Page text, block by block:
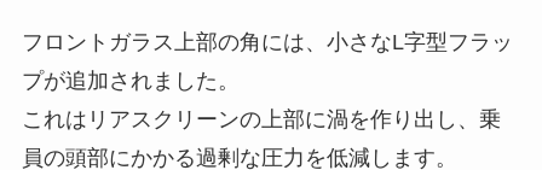
フロントガラス上部の角には、小さなL字型フラッ
プが追加されました。
これはリアスクリーンの上部に渦を作り出し、乗
員の頭部にかかる過剰な圧力を低減します。